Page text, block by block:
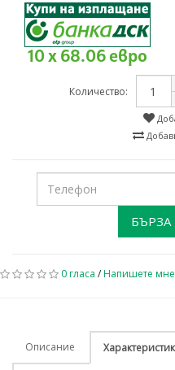
10 x 68.06 евро
Количество:
0 гласа /Напишете
Описание